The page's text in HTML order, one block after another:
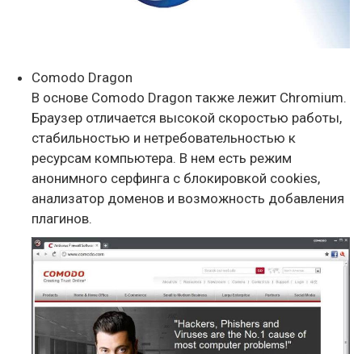
Comodo Dragon
В основе Comodo Dragon также лежит Chromium.
Браузер отличается высокой скоростью работы,
стабильностью и нетребовательностью к
ресурсам компьютера. В нем есть режим
анонимного серфинга с блокировкой cookies,
анализатор доменов и возможность добавления
плагинов.